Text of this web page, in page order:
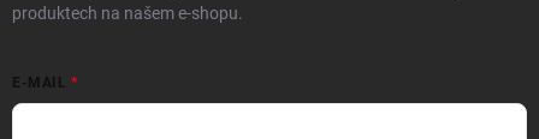
produktech na našem e-shopu.
E-MAIL